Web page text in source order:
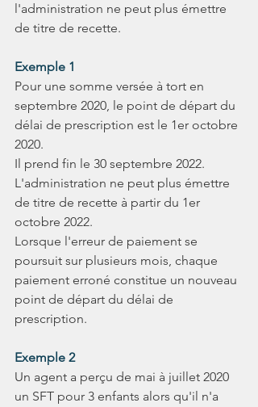
l'administration ne peut plus émettre
de titre de recette.
Exemple 1
Pour une somme versée à tort en
septembre 2020, le point de départ du
délai de prescription est le 1er octobre
2020.
Il prend fin le 30 septembre 2022.
L'administration ne peut plus émettre
de titre de recette à partir du 1er
octobre 2022.
Lorsque l'erreur de paiement se
poursuit sur plusieurs mois, chaque
paiement erroné constitue un nouveau
point de départ du délai de
prescription.
Exemple 2
Un agent a perçu de mai à juillet 2020
un SFT pour 3 enfants alors qu'il n'a